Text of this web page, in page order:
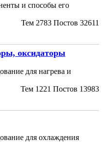
и способы его
Тем 2783 Постов 32611
оксидаторы
для нагрева и
Тем 1221 Постов 13983
для охлаждения